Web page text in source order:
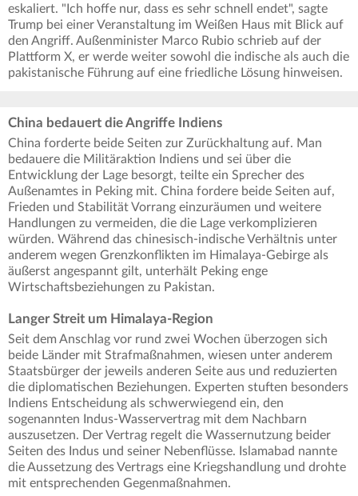
eskaliert. "Ich hoffe nur, dass es sehr schnell endet", sagte
Trump bei einer Veranstaltung im Weißen Haus mit Blick auf
den Angriff. Außenminister Marco Rubio schrieb auf der
Plattform X, er werde weiter sowohl die indische als auch die
pakistanische Führung auf eine friedliche Lösung hinweisen.
China bedauert die Angriffe Indiens
China forderte beide Seiten zur Zurückhaltung auf. Man
bedauere die Militäraktion Indiens und sei über die
Entwicklung der Lage besorgt, teilte ein Sprecher des
Außenamtes in Peking mit. China fordere beide Seiten auf,
Frieden und Stabilität Vorrang einzuräumen und weitere
Handlungen zu vermeiden, die die Lage verkomplizieren
würden. Während das chinesisch-indische Verhältnis unter
anderem wegen Grenzkonflikten im Himalaya-Gebirge als
äußerst angespannt gilt, unterhält Peking enge
Wirtschaftsbeziehungen zu Pakistan.
Langer Streit um Himalaya-Region
Seit dem Anschlag vor rund zwei Wochen überzogen sich
beide Länder mit Strafmaßnahmen, wiesen unter anderem
Staatsbürger der jeweils anderen Seite aus und reduzierten
die diplomatischen Beziehungen. Experten stuften besonders
Indiens Entscheidung als schwerwiegend ein, den
sogenannten Indus-Wasservertrag mit dem Nachbarn
auszusetzen. Der Vertrag regelt die Wassernutzung beider
Seiten des Indus und seiner Nebenflüsse. Islamabad nannte
die Aussetzung des Vertrags eine Kriegshandlung und drohte
mit entsprechenden Gegenmaßnahmen.